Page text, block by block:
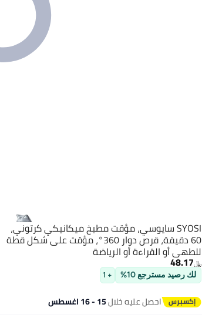
SYOSI سايوسي، مؤقت مطبخ ميكانيكي كرتوني،
60 دقيقة، قرص دوار 360°، مؤقت على شكل قطة
للطهي أو القراءة أو الرياضة
﷼‏48.17
لك رصيد مسترجع 10% + 1
احصل عليه خلال15 - 16 اغسطس